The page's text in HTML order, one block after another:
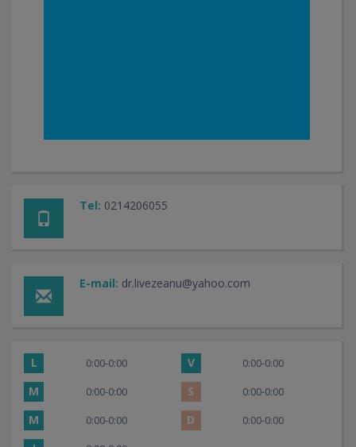
Tel: 0214206055
E-mail: dr.livezeanu@yahoo.com
L 0:00-0:00 V 0:00-0:00
M 0:00-0:00 S 0:00-0:00
M 0:00-0:00 D 0:00-0:00